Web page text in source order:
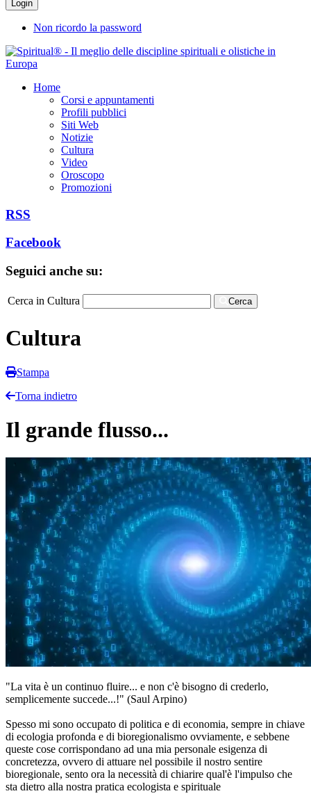
Non ricordo la password
Home
Corsi e appuntamenti
Profili pubblici
Siti Web
Notizie
Cultura
Video
Oroscopo
Promozioni
RSS
Facebook
Seguici anche su:
Cerca in Cultura Cerca
Cultura
Stampa
Torna indietro
Il grande flusso...
"La vita è un continuo fluire... e non c'è bisogno di crederlo,
semplicemente succede...!" (Saul Arpino)
Spesso mi sono occupato di politica e di economia, sempre in chiave
di ecologia profonda e di bioregionalismo ovviamente, e sebbene
queste cose corrispondano ad una mia personale esigenza di
concretezza, ovvero di attuare nel possibile il nostro sentire
bioregionale, sento ora la necessità di chiarire qual'è l'impulso che
sta dietro alla nostra pratica ecologista e spirituale